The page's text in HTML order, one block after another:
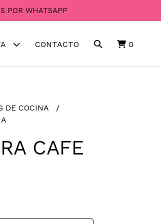
POR WHATSAPP
CONTACTO 0
DE COCINA
CAFE